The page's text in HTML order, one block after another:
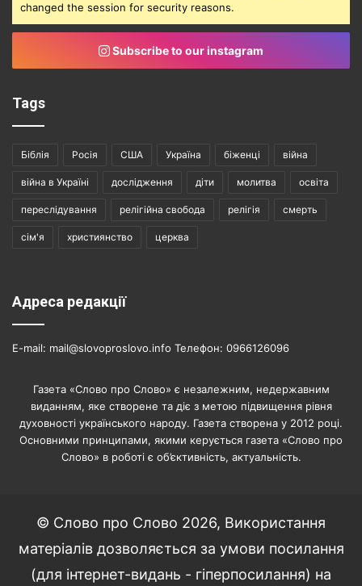
changed the session for security reasons.
Subscribe to our instagram
Tags
Біблія Росія США Україна біженці війна
війна в Україні дослідження діти молитва освіта
переслідування релігійна свобода релігія смерть
сім'я християнство церква
Адреса редакції
E-mail: mail@slovoproslovo.info Телефон: 0966126096
Газета «Слово про Слово» є незалежним, недержавним
виданням, яке створене та діє з метою підвищення рівня
духовності українського народу. Газета створена у 2012 році.
Основними принципами, якими керується газета «Слово про
Слово» в роботі є об’єктивність, актуальність.
© Слово про Слово 2026, Використання
матеріалів дозволяється за умови посилання
(для інтернет-видань - гіперпосилання) на